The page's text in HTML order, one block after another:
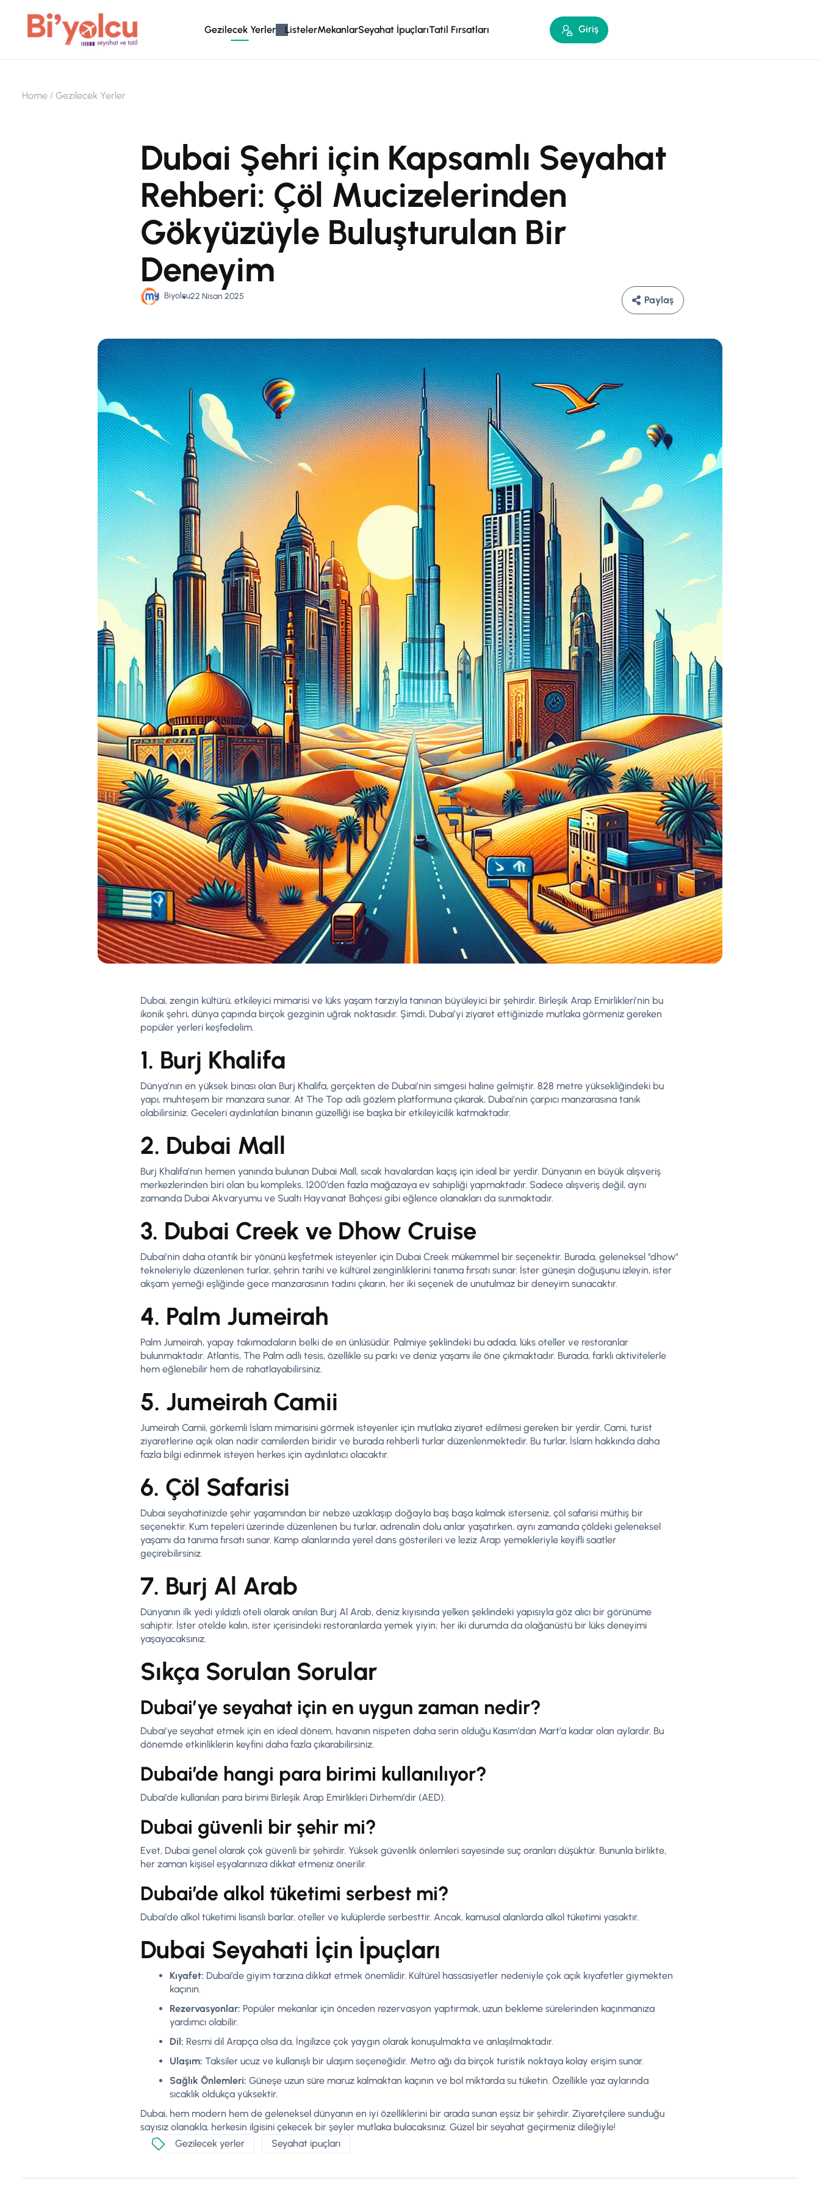
Gezilecek Yerler ListelerMekanlarSeyahat İpuçlarıTatil Fırsatları Giriş
Home Gezilecek Yerler
Dubai Şehri için Kapsamlı Seyahat
Rehberi: Çöl Mucizelerinden
Gökyüzüyle Buluşturulan Bir
Deneyim
Biyolcu22 Nisan 2025 Paylaş
Dubai, zengin kültürü, etkileyici mimarisi ve lüks yaşam tarzıyla tanınan büyüleyici bir şehirdir. Birleşik Arap Emirlikleri’nin bu
ikonik şehri, dünya çapında birçok gezginin uğrak noktasıdır. Şimdi, Dubai’yi ziyaret ettiğinizde mutlaka görmeniz gereken
popüler yerleri keşfedelim.
1. Burj Khalifa
Dünya’nın en yüksek binası olan Burj Khalifa, gerçekten de Dubai’nin simgesi haline gelmiştir. 828 metre yüksekliğindeki bu
yapı, muhteşem bir manzara sunar. At The Top adlı gözlem platformuna çıkarak, Dubai’nin çarpıcı manzarasına tanık
olabilirsiniz. Geceleri aydınlatılan binanın güzelliği ise başka bir etkileyicilik katmaktadır.
2. Dubai Mall
Burj Khalifa’nın hemen yanında bulunan Dubai Mall, sıcak havalardan kaçış için ideal bir yerdir. Dünyanın en büyük alışveriş
merkezlerinden biri olan bu kompleks, 1200’den fazla mağazaya ev sahipliği yapmaktadır. Sadece alışveriş değil, aynı
zamanda Dubai Akvaryumu ve Sualtı Hayvanat Bahçesi gibi eğlence olanakları da sunmaktadır.
3. Dubai Creek ve Dhow Cruise
Dubai’nin daha otantik bir yönünü keşfetmek isteyenler için Dubai Creek mükemmel bir seçenektir. Burada, geleneksel "dhow"
tekneleriyle düzenlenen turlar, şehrin tarihi ve kültürel zenginliklerini tanıma fırsatı sunar. İster güneşin doğuşunu izleyin, ister
akşam yemeği eşliğinde gece manzarasının tadını çıkarın, her iki seçenek de unutulmaz bir deneyim sunacaktır.
4. Palm Jumeirah
Palm Jumeirah, yapay takımadaların belki de en ünlüsüdür. Palmiye şeklindeki bu adada, lüks oteller ve restoranlar
bulunmaktadır. Atlantis, The Palm adlı tesis, özellikle su parkı ve deniz yaşamı ile öne çıkmaktadır. Burada, farklı aktivitelerle
hem eğlenebilir hem de rahatlayabilirsiniz.
5. Jumeirah Camii
Jumeirah Camii, görkemli İslam mimarisini görmek isteyenler için mutlaka ziyaret edilmesi gereken bir yerdir. Cami, turist
ziyaretlerine açık olan nadir camilerden biridir ve burada rehberli turlar düzenlenmektedir. Bu turlar, İslam hakkında daha
fazla bilgi edinmek isteyen herkes için aydınlatıcı olacaktır.
6. Çöl Safarisi
Dubai seyahatinizde şehir yaşamından bir nebze uzaklaşıp doğayla baş başa kalmak isterseniz, çöl safarisi müthiş bir
seçenektir. Kum tepeleri üzerinde düzenlenen bu turlar, adrenalin dolu anlar yaşatırken, aynı zamanda çöldeki geleneksel
yaşamı da tanıma fırsatı sunar. Kamp alanlarında yerel dans gösterileri ve leziz Arap yemekleriyle keyifli saatler
geçirebilirsiniz.
7. Burj Al Arab
Dünyanın ilk yedi yıldızlı oteli olarak anılan Burj Al Arab, deniz kıyısında yelken şeklindeki yapısıyla göz alıcı bir görünüme
sahiptir. İster otelde kalın, ister içerisindeki restoranlarda yemek yiyin; her iki durumda da olağanüstü bir lüks deneyimi
yaşayacaksınız.
Sıkça Sorulan Sorular
Dubai’ye seyahat için en uygun zaman nedir?
Dubai’ye seyahat etmek için en ideal dönem, havanın nispeten daha serin olduğu Kasım’dan Mart’a kadar olan aylardır. Bu
dönemde etkinliklerin keyfini daha fazla çıkarabilirsiniz.
Dubai’de hangi para birimi kullanılıyor?
Dubai’de kullanılan para birimi Birleşik Arap Emirlikleri Dirhemi’dir (AED).
Dubai güvenli bir şehir mi?
Evet, Dubai genel olarak çok güvenli bir şehirdir. Yüksek güvenlik önlemleri sayesinde suç oranları düşüktür. Bununla birlikte,
her zaman kişisel eşyalarınıza dikkat etmeniz önerilir.
Dubai’de alkol tüketimi serbest mi?
Dubai’de alkol tüketimi lisanslı barlar, oteller ve kulüplerde serbesttir. Ancak, kamusal alanlarda alkol tüketimi yasaktır.
Dubai Seyahati İçin İpuçları
Kıyafet: Dubai’de giyim tarzına dikkat etmek önemlidir. Kültürel hassasiyetler nedeniyle çok açık kıyafetler giymekten
kaçının.
Rezervasyonlar: Popüler mekanlar için önceden rezervasyon yaptırmak, uzun bekleme sürelerinden kaçınmanıza
yardımcı olabilir.
Dil: Resmi dil Arapça olsa da, İngilizce çok yaygın olarak konuşulmakta ve anlaşılmaktadır.
Ulaşım: Taksiler ucuz ve kullanışlı bir ulaşım seçeneğidir. Metro ağı da birçok turistik noktaya kolay erişim sunar.
Sağlık Önlemleri: Güneşe uzun süre maruz kalmaktan kaçının ve bol miktarda su tüketin. Özellikle yaz aylarında
sıcaklık oldukça yüksektir.
Dubai, hem modern hem de geleneksel dünyanın en iyi özelliklerini bir arada sunan eşsiz bir şehirdir. Ziyaretçilere sunduğu
sayısız olanakla, herkesin ilgisini çekecek bir şeyler mutlaka bulacaksınız. Güzel bir seyahat geçirmeniz dileğiyle!
Gezilecek yerler
Seyahat ipuçları